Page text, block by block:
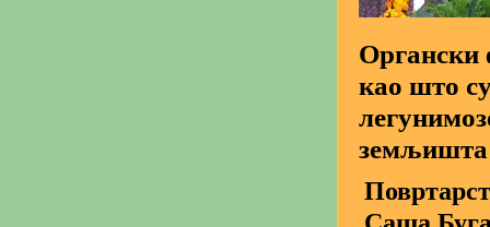
Органски
као што
земљишта